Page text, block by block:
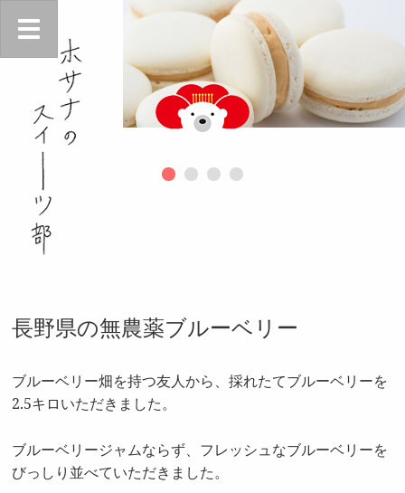
長野県の無農薬ブルーベリー
ブルーベリー畑を持つ友人から、採れたてブルーベリーを
2.5キロいただきました。
ブルーベリージャムならず、フレッシュなブルーベリーを
びっしり並べていただきました。